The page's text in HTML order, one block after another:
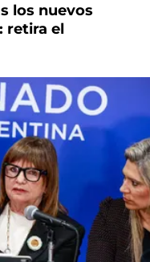
los nuevos
retira el